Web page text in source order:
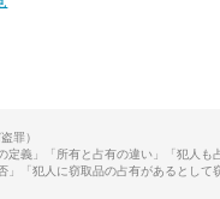
罪）
定義」「所有と占有の違い」「犯人も
」「犯人に窃取品の占有があるとして